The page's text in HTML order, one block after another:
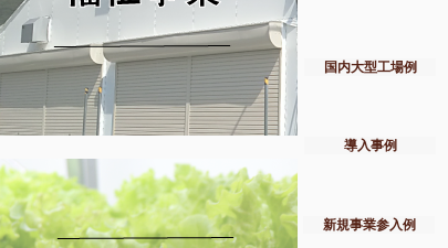
国内大型工場例
導入事例
新規事業参入例